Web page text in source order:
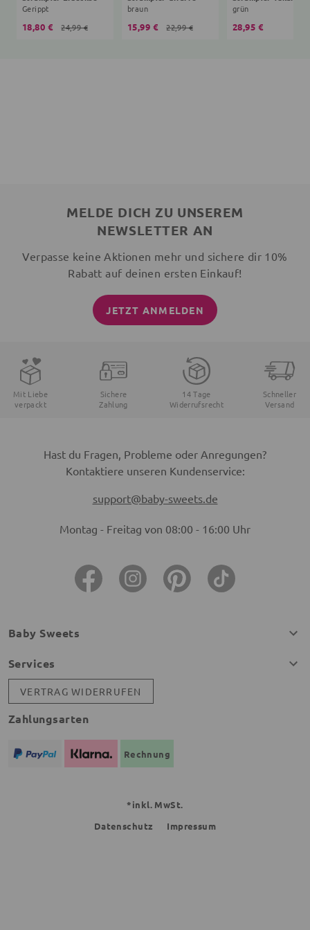
Gerippt
18,80 € 24,99 €
braun
15,99 € 22,99 €
grün
28,95 €
MELDE DICH ZU UNSEREM
NEWSLETTER AN
Verpasse keine Aktionen mehr und sichere dir 10%
Rabatt auf deinen ersten Einkauf!
JETZT ANMELDEN
Mit Liebe
verpackt
Sichere
Zahlung
14 Tage
Widerrufsrecht
Schneller
Versand
Hast du Fragen, Probleme oder Anregungen?
Kontaktiere unseren Kundenservice:
support@baby-sweets.de
Montag - Freitag von 08:00 - 16:00 Uhr
Baby Sweets
Services
VERTRAG WIDERRUFEN
Zahlungsarten
Rechnung
*inkl. MwSt.
Datenschutz
Impressum